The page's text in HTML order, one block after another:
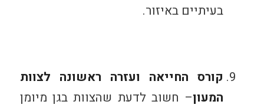
בעיתיים באיזור.
קורס החייאה ועזרה ראשונה לצוות
המעון– חשוב לדעת שהצוות בגן מיומן